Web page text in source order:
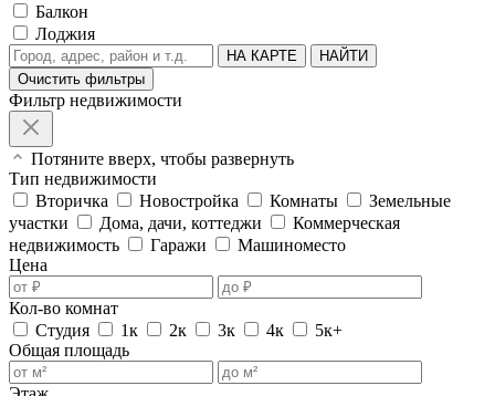
Балкон
Лоджия
НА КАРТЕ
НАЙТИ
Очистить фильтры
Фильтр недвижимости
Потяните вверх, чтобы развернуть
Тип недвижимости
Вторичка
Новостройка Комнаты
Земельные
участки
Дома, дачи, коттеджи
Коммерческая
недвижимость
Гаражи
Машиноместо
Цена
Кол-во комнат
Студия
1к 2к 3к 4к
5к+
Общая площадь